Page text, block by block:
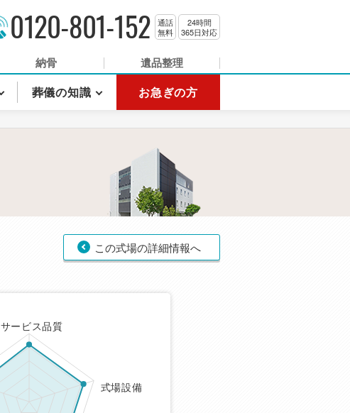
0120-801-152
通話
無料
24時間
365日対応
納骨 遺品整理
葬儀の知識 お急ぎの方
この式場の詳細情報へ
サービス品質
式場設備